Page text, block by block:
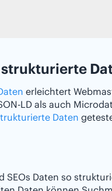
erleichtert
LD als auch
Daten
SEOs Daten so